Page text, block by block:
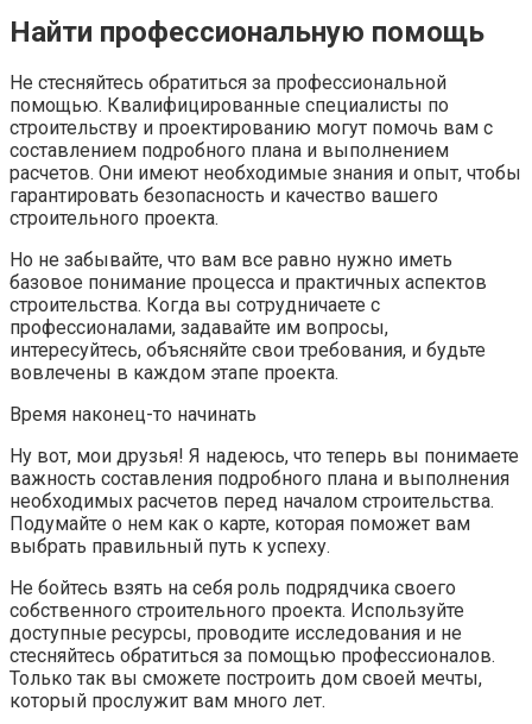
Найти профессиональную помощь
Не стесняйтесь обратиться за профессиональной
помощью. Квалифицированные специалисты по
строительству и проектированию могут помочь вам с
составлением подробного плана и выполнением
расчетов. Они имеют необходимые знания и опыт, чтобы
гарантировать безопасность и качество вашего
строительного проекта.
Но не забывайте, что вам все равно нужно иметь
базовое понимание процесса и практичных аспектов
строительства. Когда вы сотрудничаете с
профессионалами, задавайте им вопросы,
интересуйтесь, объясняйте свои требования, и будьте
вовлечены в каждом этапе проекта.
Время наконец-то начинать
Ну вот, мои друзья! Я надеюсь, что теперь вы понимаете
важность составления подробного плана и выполнения
необходимых расчетов перед началом строительства.
Подумайте о нем как о карте, которая поможет вам
выбрать правильный путь к успеху.
Не бойтесь взять на себя роль подрядчика своего
собственного строительного проекта. Используйте
доступные ресурсы, проводите исследования и не
стесняйтесь обратиться за помощью профессионалов.
Только так вы сможете построить дом своей мечты,
который прослужит вам много лет.